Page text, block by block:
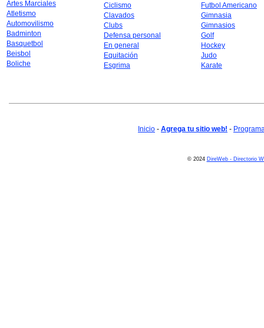
Artes Marciales
Atletismo
Automovilismo
Badminton
Basquetbol
Beisbol
Boliche
Ciclismo
Clavados
Clubs
Defensa personal
En general
Equitación
Esgrima
Futbol Americano
Gimnasia
Gimnasios
Golf
Hockey
Judo
Karate
Inicio - Agrega tu sitio web! -
© 2024 DireWeb - Directorio